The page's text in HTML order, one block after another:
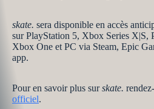
skate. sera disponible en accès
sur PlayStation 5, Xbox Series X|S,
Xbox One et PC via Steam, Epic
app.
Pour en savoir plus surskate.
officiel.